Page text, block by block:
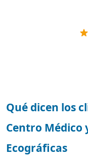
Qué dicen los
Centro Médico
Ecográficas